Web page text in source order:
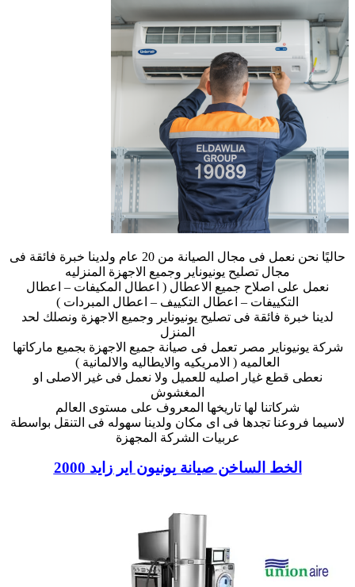
حاليًا نحن نعمل فى مجال الصيانة من 20 عام ولدينا خبرة فائقة فى
مجال تصليح يونيوناير وجميع الاجهزة المنزليه
نعمل على اصلاح جميع الاعطال ( اعطال المكيفات – اعطال
التكييفات – اعطال التكييف – اعطال المبردات )
لدينا خبرة فائقة فى تصليح يونيوناير وجميع الاجهزة ونصلك لحد
المنزل
شركة يونيوناير مصر تعمل فى صيانة جميع الاجهزة بجميع ماركاتها
العالميه ( الامريكيه والايطاليه والالمانية )
نعطى قطع غيار اصليه للعميل ولا نعمل فى غير الاصلى او
المغشوش
شركاتنا لها تاريخها المعروف على مستوى العالم
لاسيما فروعنا تجدها فى اى مكان ولدينا سهوله فى التنقل بواسطة
عربيات الشركة المجهزة
الخط الساخن صيانةيونيون اير زايد 2000